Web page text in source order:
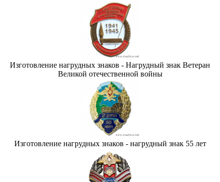
Изготовление нагрудных знаков - Нагрудный знак Ветеран
Великой отечественной войны
Изготовление нагрудных знаков - нагрудный знак 55 лет